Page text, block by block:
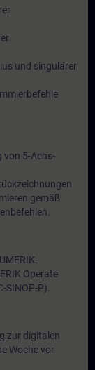
und singulärer
von 5-Achs-
gemäß
Operate
SINOP-P).
zur digitalen
Woche vor